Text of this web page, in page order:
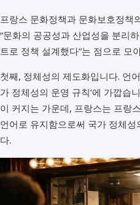
프랑스 문화정책과 문화보호정책
“문화의 공공성과 산업성을 분리
트로 정책 설계했다”는 점으로 모
첫째, 정체성의 제도화입니다. 언
가 정체성의 운영 규칙’에 가깝습
이 커지는 가운데, 프랑스는 프랑
언어로 유지함으로써 국가 정체성
다.